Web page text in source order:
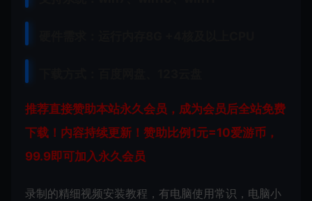
推荐直接赞助本站永久会员，成为会员后全站免费
下载！内容持续更新！赞助比例1元=10爱游币，
99.9即可加入永久会员
录制的精细视频安装教程，有电脑使用常识，电脑小